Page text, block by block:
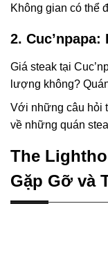
Không gian có thể
2.
Giá steak tại
lượng không?
Với những câu hỏi
về những quán
The
Gặp Gỡ và